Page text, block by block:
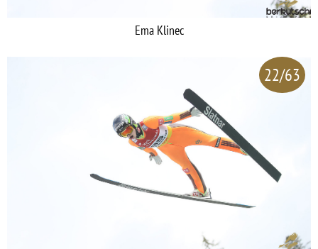
Ema Klinec
22/63